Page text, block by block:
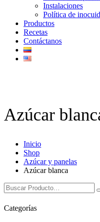
Instalaciones
Política de
Productos
Recetas
Contáctanos
Azúcar
Inicio
Shop
Azúcar y panelas
Azúcar blanca
Categorías